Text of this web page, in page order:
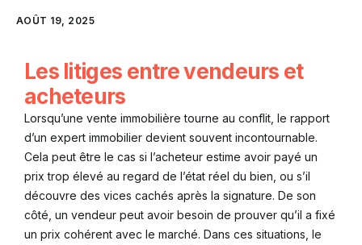
AOÛT 19, 2025
Les litiges entre vendeurs et
acheteurs
Lorsqu’une vente immobilière tourne au conflit, le rapport
d’un expert immobilier devient souvent incontournable.
Cela peut être le cas si l’acheteur estime avoir payé un
prix trop élevé au regard de l’état réel du bien, ou s’il
découvre des vices cachés après la signature. De son
côté, un vendeur peut avoir besoin de prouver qu’il a fixé
un prix cohérent avec le marché. Dans ces situations, le